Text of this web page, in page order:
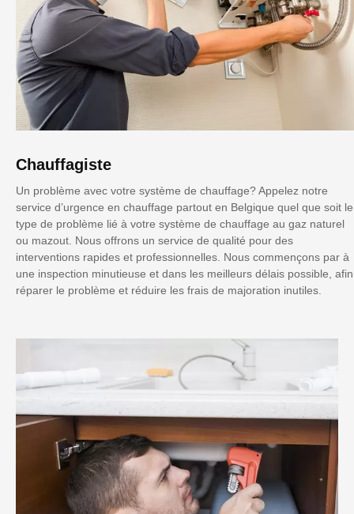
Chauffagiste
Un problème avec votre système de chauffage? Appelez notre
service d’urgence en chauffage partout en Belgique quel que soit le
type de problème lié à votre système de chauffage au gaz naturel
ou mazout. Nous offrons un service de qualité pour des
interventions rapides et professionnelles. Nous commençons par à
une inspection minutieuse et dans les meilleurs délais possible, afin
réparer le problème et réduire les frais de majoration inutiles.